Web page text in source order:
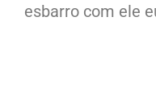
esbarro com ele